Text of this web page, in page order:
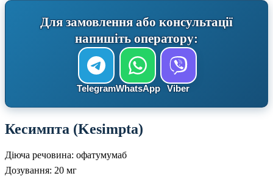
Для замовлення або консультації
напишіть оператору:
TelegramWhatsApp Viber
Кесимпта (Kesimpta)
Діюча речовина: офатумумаб
Дозування: 20 мг